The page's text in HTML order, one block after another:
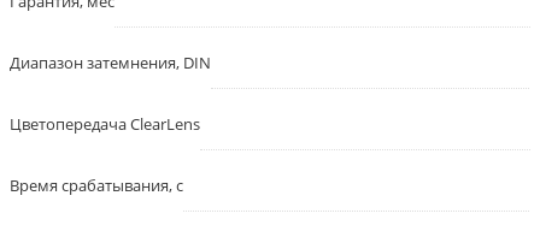
Диапазон затемнения, DIN
Цветопередача ClearLens
Время срабатывания, с